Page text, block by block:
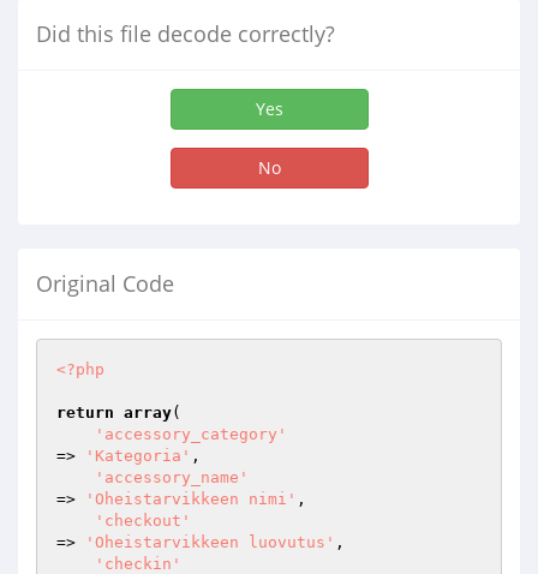
Did this file decode correctly?
Yes
No
Original Code
<?php
return array(
'accessory_category'
=>
'Kategoria' ,
'accessory_name'
=>
'Oheistarvikkeen nimi' ,
'checkout'
=>
'Oheistarvikkeen luovutus' ,
'checkin'